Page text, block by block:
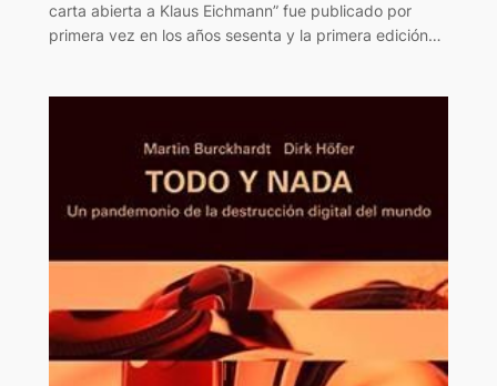
carta abierta a Klaus Eichmann” fue publicado por
primera vez en los años sesenta y la primera edición…